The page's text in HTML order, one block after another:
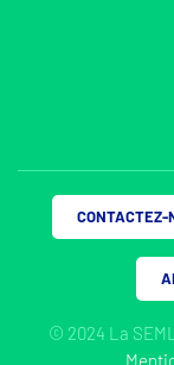
© 2024 La
CONTACTEZ-